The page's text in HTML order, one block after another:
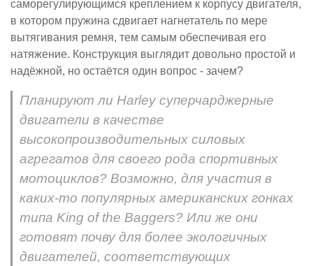
саморегулирующимся креплением к корпусу двигателя,
в котором пружина сдвигает нагнетатель по мере
вытягивания ремня, тем самым обеспечивая его
натяжение. Конструкция выглядит довольно простой и
надёжной, но остаётся один вопрос - зачем?
Планируют ли Harley суперчарджерные
двигатели в качестве
высокопроизводительных силовых
агрегатов для своего рода спортивных
мотоциклов? Возможно, для участия в
каких-то популярных американских гонках
типа King of the Baggers? Или же они
готовят почву для более экологичных
двигателей, соответствующих